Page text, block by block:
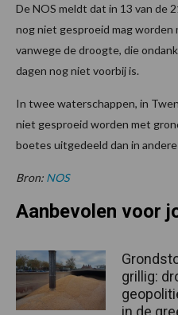
De NOS meldt dat in 13 van de
nog niet gesproeid mag
vanwege de droogte, die
dagen nog niet voorbij is.
In twee waterschappen, in
niet gesproeid worden met
boetes uitgedeeld dan in
Bron: NOS
Aanbevolen voor
grillig:
in de